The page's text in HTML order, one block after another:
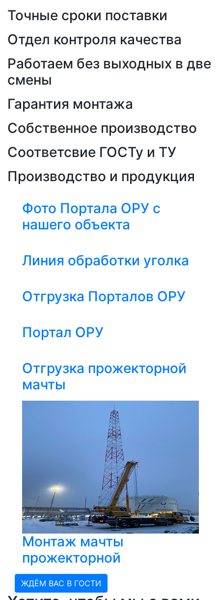
Точные сроки поставки
Отдел контроля качества
Работаем без выходных в две
смены
Гарантия монтажа
Собственное производство
Соответсвие ГОСТу и ТУ
Производство и продукция
Фото Портала ОРУ с
нашего объекта
Линия обработки уголка
Отгрузка Порталов ОРУ
Портал ОРУ
Отгрузка прожекторной
мачты
Монтаж мачты
прожекторной
ЖДЁМ ВАС В ГОСТИ